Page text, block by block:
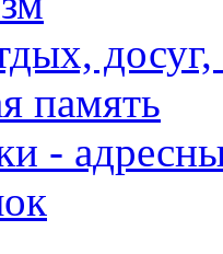
память
-